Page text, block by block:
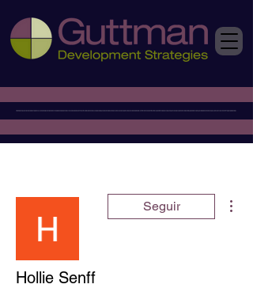
Seguir
Hollie Senff